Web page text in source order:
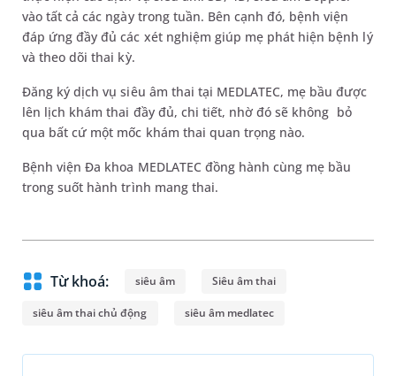
vào tất cả các ngày trong tuần. Bên cạnh đó, bệnh viện
đáp ứng đầy đủ các xét nghiệm giúp mẹ phát hiện bệnh lý
và theo dõi thai kỳ.
Đăng ký dịch vụ siêu âm thai tại MEDLATEC, mẹ bầu được
lên lịch khám thai đầy đủ, chi tiết, nhờ đó sẽ không bỏ
qua bất cứ một mốc khám thai quan trọng nào.
Bệnh viện Đa khoa MEDLATEC đồng hành cùng mẹ bầu
trong suốt hành trình mang thai.
Từ khoá: siêu âm Siêu âm thai
siêu âm thai chủ động siêu âm medlatec